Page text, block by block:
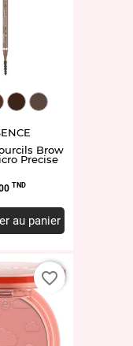
EY958330.04
EY958332.06
Brow
Precise
TND
au panier
favorite_border